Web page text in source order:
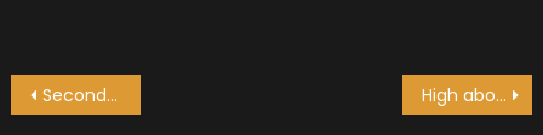
Navegação
Second Life 1.19.0 RC4 High above